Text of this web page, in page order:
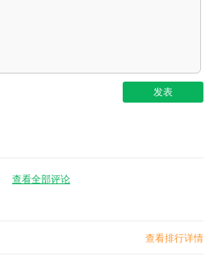
查看全部评论
查看排行详情